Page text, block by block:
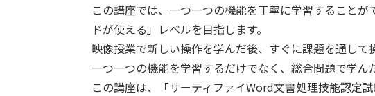
この講座では、一つ一つの機能を丁寧に学習すること
ドが使える」レベルを目指します。
映像授業で新しい操作を学んだ後、すぐに課題を通して
一つ一つの機能を学習するだけでなく、総合問題で学ん
この講座は、「サーティファイWord文書処理技能認定